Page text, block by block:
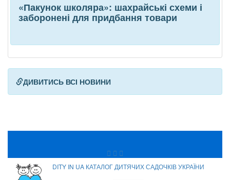
«Пакунок школяра»: шахрайські схеми і
заборонені для придбання товари
ДИВИТИСЬ ВСІ НОВИНИ
DITY IN UA КАТАЛОГ ДИТЯЧИХ САДОЧКІВ УКРАЇНИ